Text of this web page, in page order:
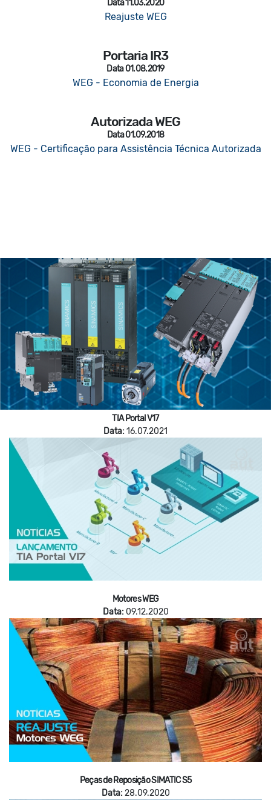
Data 11.03.2020
Reajuste WEG
Portaria IR3
Data 01.08.2019
WEG - Economia de Energia
Autorizada WEG
Data 01.09.2018
WEG - Certificação para Assistência Técnica Autorizada
TIA Portal V17
Data:16.07.2021
Motores WEG
Data:09.12.2020
Peças de Reposição SIMATIC S5
Data:28.09.2020